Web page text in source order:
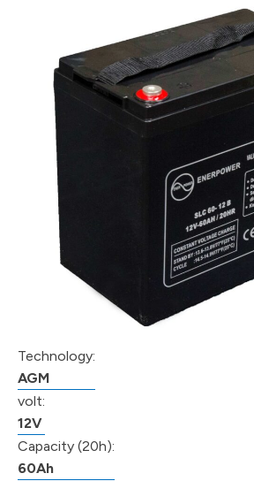
Technology:
AGM
volt:
12V
Capacity (20h):
60Ah